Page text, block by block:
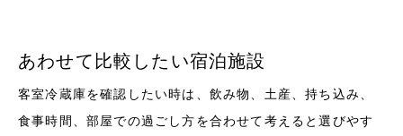
あわせて比較したい宿泊施設
客室冷蔵庫を確認したい時は、飲み物、土産、持ち込み、
食事時間、部屋での過ごし方を合わせて考えると選びやす